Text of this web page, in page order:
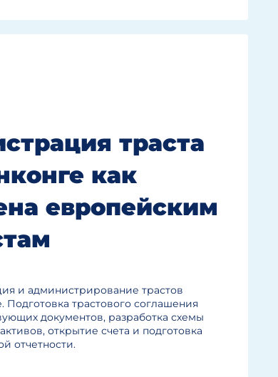
траста
как
европейским
и администрирование трастов
Подготовка трастового соглашения
документов, разработка схемы
открытие счета и подготовка
отчетности.